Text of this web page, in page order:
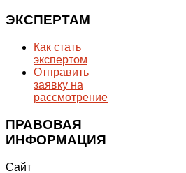
ЭКСПЕРТАМ
Как стать
экспертом
Отправить
заявку на
рассмотрение
ПРАВОВАЯ
ИНФОРМАЦИЯ
Сайт